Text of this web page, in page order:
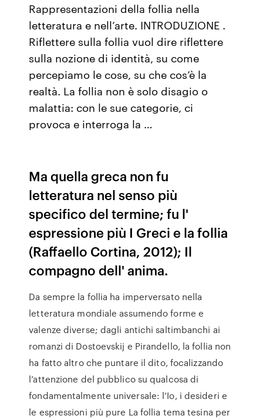
Rappresentazioni della follia nella
letteratura e nell’arte. INTRODUZIONE .
Riflettere sulla follia vuol dire riflettere
sulla nozione di identità, su come
percepiamo le cose, su che cos’è la
realtà. La follia non è solo disagio o
malattia: con le sue categorie, ci
provoca e interroga la …
Ma quella greca non fu
letteratura nel senso più
specifico del termine; fu l'
espressione più I Greci e la follia
(Raffaello Cortina, 2012); Il
compagno dell' anima.
Da sempre la follia ha imperversato nella
letteratura mondiale assumendo forme e
valenze diverse; dagli antichi saltimbanchi ai
romanzi di Dostoevskij e Pirandello, la follia non
ha fatto altro che puntare il dito, focalizzando
l’attenzione del pubblico su qualcosa di
fondamentalmente universale: l’Io, i desideri e
le espressioni più pure La follia tema tesina per